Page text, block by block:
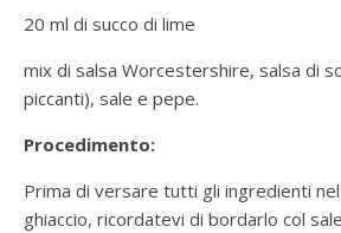
20 ml di succo di lime
mix di salsa Worcestershire, salsa di
piccanti), sale e pepe.
Procedimento:
Prima di versare tutti gli ingredienti
ghiaccio, ricordatevi di bordarlo col